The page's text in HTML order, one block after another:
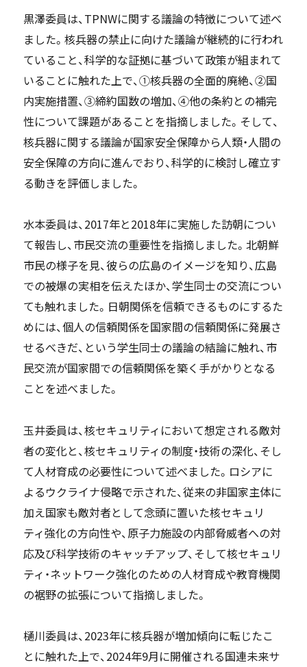
黒澤委員は、TPNWに関する議論の特徴について述べ
ました。核兵器の禁止に向けた議論が継続的に行われ
ていること、科学的な証拠に基づいて政策が組まれて
いることに触れた上で、①核兵器の全面的廃絶、②国
内実施措置、③締約国数の増加、④他の条約との補完
性について課題があることを指摘しました。そして、
核兵器に関する議論が国家安全保障から人類・人間の
安全保障の方向に進んでおり、科学的に検討し確立す
る動きを評価しました。
水本委員は、2017年と2018年に実施した訪朝につい
て報告し、市民交流の重要性を指摘しました。北朝鮮
市民の様子を見、彼らの広島のイメージを知り、広島
での被爆の実相を伝えたほか、学生同士の交流につい
ても触れました。日朝関係を信頼できるものにするた
めには、個人の信頼関係を国家間の信頼関係に発展さ
せるべきだ、という学生同士の議論の結論に触れ、市
民交流が国家間での信頼関係を築く手がかりとなる
ことを述べました。
玉井委員は、核セキュリティにおいて想定される敵対
者の変化と、核セキュリティの制度・技術の深化、そし
て人材育成の必要性について述べました。ロシアに
よるウクライナ侵略で示された、従来の非国家主体に
加え国家も敵対者として念頭に置いた核セキュリ
ティ強化の方向性や、原子力施設の内部脅威者への対
応及び科学技術のキャッチアップ、そして核セキュリ
ティ・ネットワーク強化のための人材育成や教育機関
の裾野の拡張について指摘しました。
樋川委員は、2023年に核兵器が増加傾向に転じたこ
とに触れた上で、2024年9月に開催される国連未来サ